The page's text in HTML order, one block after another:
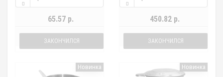
65.57 р.
ЗАКОНЧИЛСЯ
450.82 р.
ЗАКОНЧИЛСЯ
Новинка Новинка